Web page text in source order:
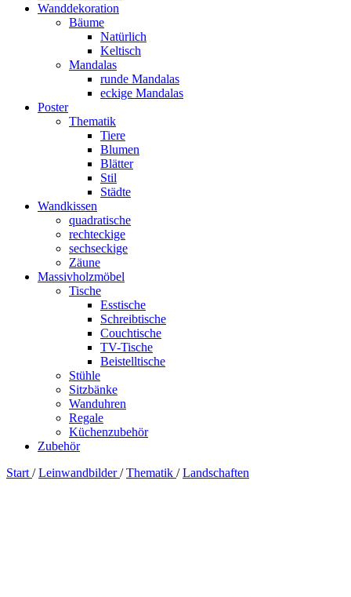
Wanddekoration
Bäume
Natürlich
Keltisch
Mandalas
runde Mandalas
eckige Mandalas
Poster
Thematik
Tiere
Blumen
Blätter
Stil
Städte
Wandkissen
quadratische
rechteckige
sechseckige
Zäune
Massivholzmöbel
Tische
Esstische
Schreibtische
Couchtische
TV-Tische
Beistelltische
Stühle
Sitzbänke
Wanduhren
Regale
Küchenzubehör
Zubehör
Start / Leinwandbilder/ Thematik / Landschaften